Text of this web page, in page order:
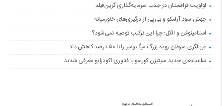
اولویت قزاقستان در جذب سرمایه‌گذاری گرین‌فیلد
جهش سود آرامکو و بی‌پی از درگیری‌های خاورمیانه
استامینوفن و الکل؛ چرا این ترکیب توصیه نمی‌شود؟
غربالگری سرطان روده بزرگ مرگ‌ومیر را تا ۵۰ درصد کاهش داد
ساعت‌های جدید سیتیزن کورسو با فناوری اکودرایو معرفی شدند